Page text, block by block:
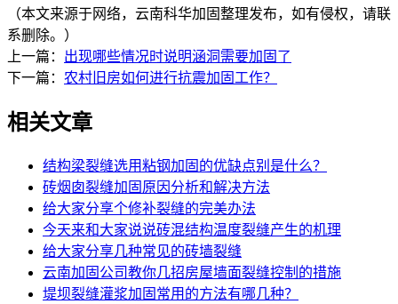
（本文来源于网络，云南科华加固整理发布，如有侵权，请联
系删除。）
上一篇： 出现哪些情况时说明涵洞需要加固了
下一篇： 农村旧房如何进行抗震加固工作？
相关文章
结构梁裂缝选用粘钢加固的优缺点别是什么？
砖烟囱裂缝加固原因分析和解决方法
给大家分享个修补裂缝的完美办法
今天来和大家说说砖混结构温度裂缝产生的机理
给大家分享几种常见的砖墙裂缝
云南加固公司教你几招房屋墙面裂缝控制的措施
堤坝裂缝灌浆加固常用的方法有哪几种？